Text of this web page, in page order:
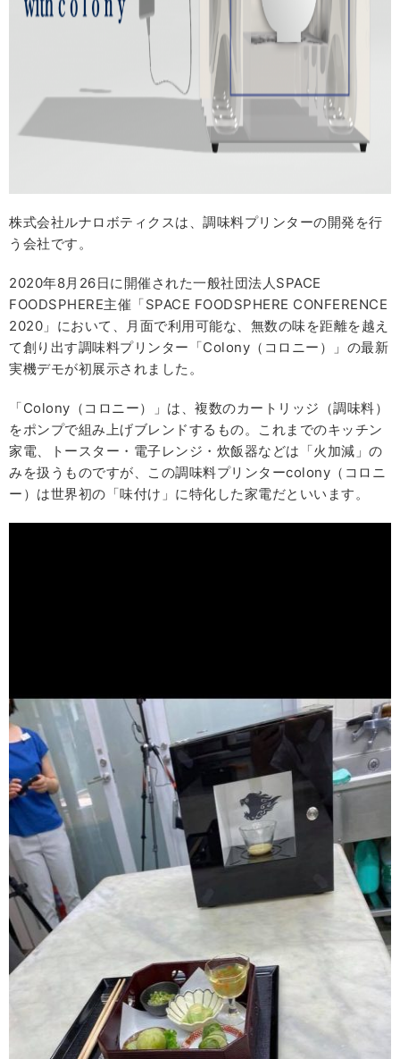
株式会社ルナロボティクスは、調味料プリンターの開発を行
う会社です。
2020年8月26日に開催された一般社団法人SPACE
FOODSPHERE主催「SPACE FOODSPHERE CONFERENCE
2020」において、月面で利用可能な、無数の味を距離を越え
て創り出す調味料プリンター「Colony（コロニー）」の最新
実機デモが初展示されました。
「Colony（コロニー）」は、複数のカートリッジ（調味料）
をポンプで組み上げブレンドするもの。これまでのキッチン
家電、トースター・電子レンジ・炊飯器などは「火加減」の
みを扱うものですが、この調味料プリンターcolony（コロニ
ー）は世界初の「味付け」に特化した家電だといいます。